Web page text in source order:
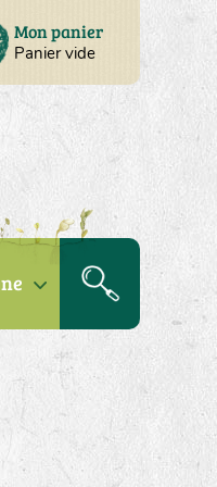
Mon panier
Panier vide